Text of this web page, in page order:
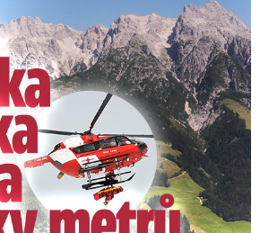
Zemřela při túře s rodiči